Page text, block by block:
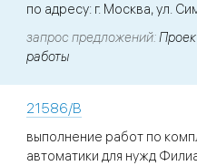
по адресу: г. Москва, ул.
запрос предложений
работы
21586/В
выполнение работ по
автоматики для нужд